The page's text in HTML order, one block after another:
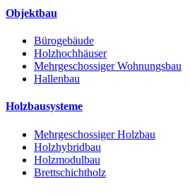
Objektbau
Bürogebäude
Holzhochhäuser
Mehrgeschossiger Wohnungsbau
Hallenbau
Holzbausysteme
Mehrgeschossiger Holzbau
Holzhybridbau
Holzmodulbau
Brettschichtholz